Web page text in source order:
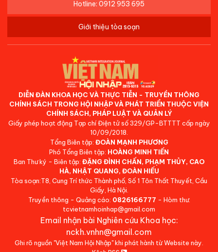
Hotline: 0912 953 695
Giới thiệu tòa soạn
DIỄN ĐÀN KHOA HỌC VÀ THỰC TIỄN - TRUYỀN THÔNG
CHÍNH SÁCH TRONG HỘI NHẬP VÀ PHÁT TRIỂN THUỘC VIỆN
CHÍNH SÁCH, PHÁP LUẬT VÀ QUẢN LÝ
Giấy phép hoạt động Tạp chí Điện tử số 329/GP-BTTTT cấp ngày
10/09/2018.
Tổng Biên tập: ĐOÀN MẠNH PHƯƠNG
Phó Tổng Biên tập: HOÀNG MINH TIẾN
Ban Thư ký - Biên tập: ĐẶNG ĐÌNH CHẤN, PHẠM THỦY, CAO
HÀ, NHẬT QUANG, ĐOÀN HIẾU
Tòa soạn:T8, Cung Trí thức Thành phố, Số 1 Tôn Thất Thuyết, Cầu
Giấy, Hà Nội.
Truyền thông - Quảng cáo: 0826166777 - Hòm thư:
tcvietnamhoinhap@gmail.com
Email nhận bài Nghiên cứu Khoa học:
nckh.vnhn@gmail.com
Ghi rõ nguồn "Việt Nam Hội Nhập" khi phát hành từ Website này.